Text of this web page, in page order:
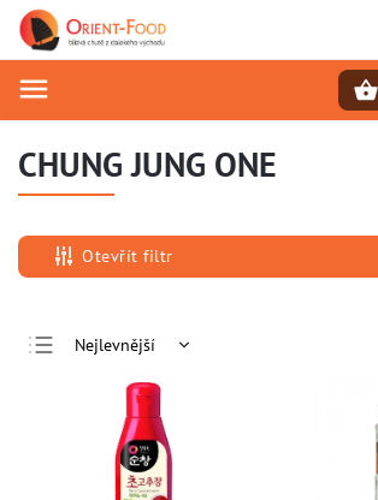
CHUNG JUNG ONE
Otevřít filtr
Nejlevnější
Nejdražší
Nejprodávanější
Abecedně